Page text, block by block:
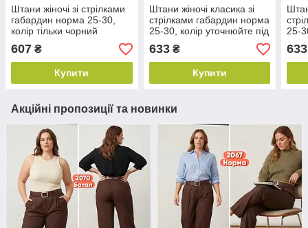
Штани жіночі зі стрілками
габардин норма 25-30,
колір тільки чорний
607 ₴
Купити
Штани жіночі класика зі
стрілками габардин норма
25-30, колір уточнюйте під
час замовлення
633₴
Купити
25-
633
Акційні пропозиції та новинки